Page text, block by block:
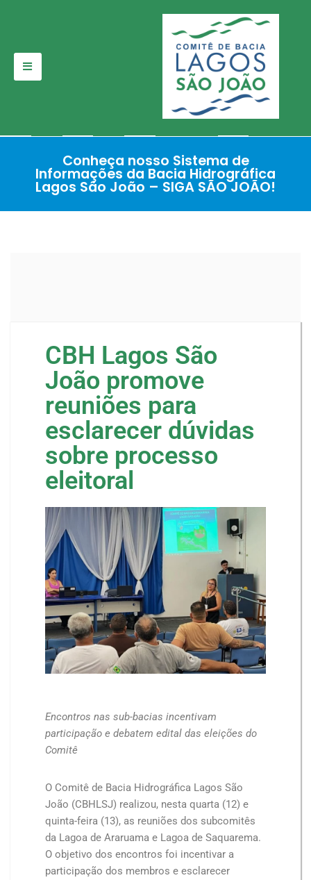
para
Conheça nosso Sistema de
Informações da Bacia Hidrográfica
Lagos São João – SIGA SÃO JOÃO!
CBH Lagos São
João promove
reuniões para
esclarecer dúvidas
sobre processo
eleitoral
Encontros nas sub-bacias incentivam
participação e debatem edital das eleições do
Comitê
O Comitê de Bacia Hidrográfica Lagos São
João (CBHLSJ) realizou, nesta quarta (12) e
quinta-feira (13), as reuniões dos subcomitês
da Lagoa de Araruama e Lagoa de Saquarema.
O objetivo dos encontros foi incentivar a
participação dos membros e esclarecer